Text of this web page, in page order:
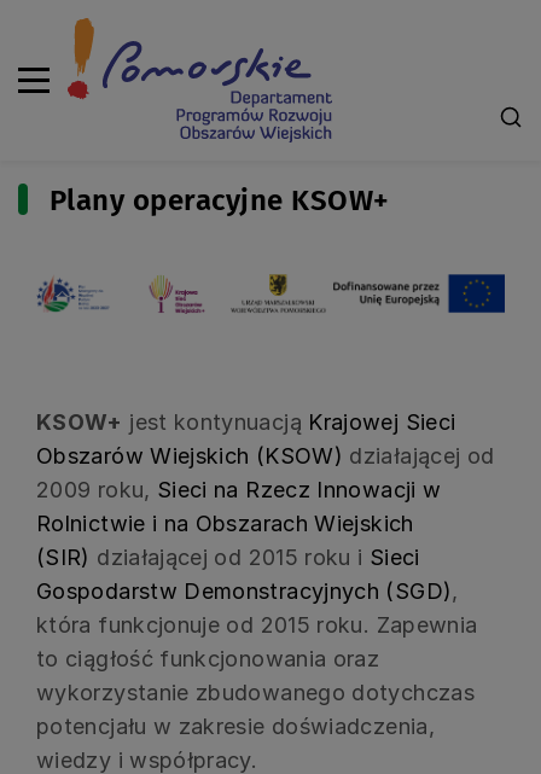
Plany operacyjne KSOW+
KSOW+ jest kontynuacją Krajowej Sieci
Obszarów Wiejskich (KSOW) działającej od
2009 roku, Sieci na Rzecz Innowacji w
Rolnictwie i na Obszarach Wiejskich
(SIR) działającej od 2015 roku i Sieci
Gospodarstw Demonstracyjnych (SGD),
która funkcjonuje od 2015 roku. Zapewnia
to ciągłość funkcjonowania oraz
wykorzystanie zbudowanego dotychczas
potencjału w zakresie doświadczenia,
wiedzy i współpracy.